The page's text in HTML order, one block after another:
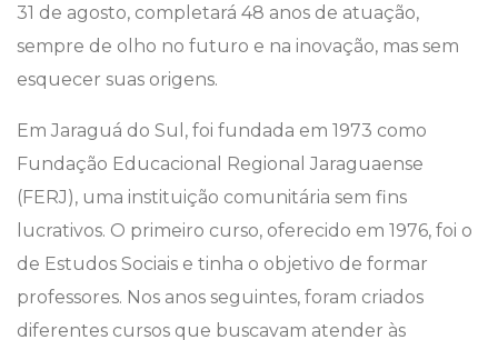
31 de agosto, completará 48 anos de atuação,
sempre de olho no futuro e na inovação, mas sem
esquecer suas origens.
Em Jaraguá do Sul, foi fundada em 1973 como
Fundação Educacional Regional Jaraguaense
(FERJ), uma instituição comunitária sem fins
lucrativos. O primeiro curso, oferecido em 1976, foi o
de Estudos Sociais e tinha o objetivo de formar
professores. Nos anos seguintes, foram criados
diferentes cursos que buscavam atender às